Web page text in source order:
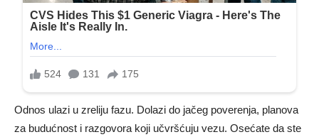
Odnos ulazi u zreliju fazu. Dolazi do jačeg poverenja, planova
za budućnost i razgovora koji učvršćuju vezu. Osećate da ste